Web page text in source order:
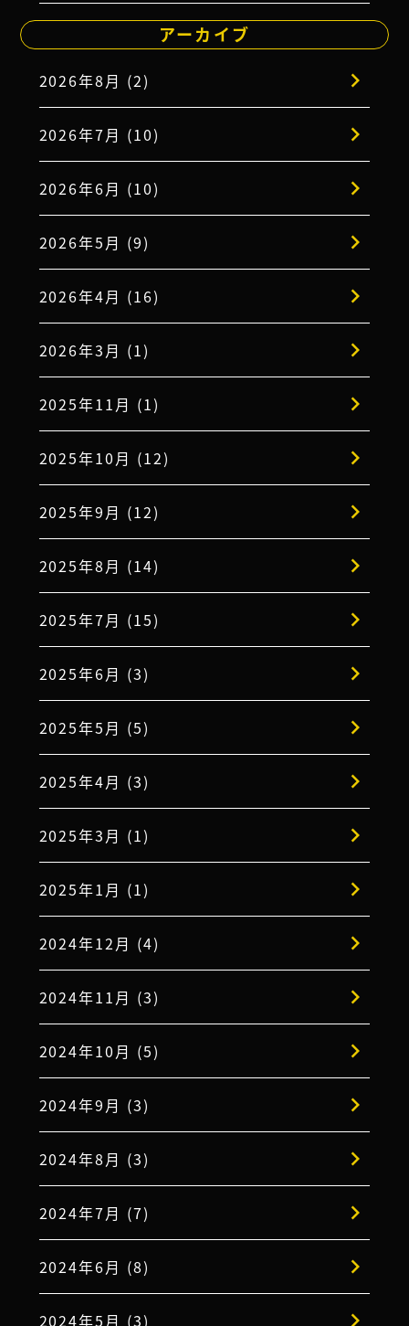
アーカイブ
2026年8月 (2)
2026年7月 (10)
2026年6月 (10)
2026年5月 (9)
2026年4月 (16)
2026年3月 (1)
2025年11月 (1)
2025年10月 (12)
2025年9月 (12)
2025年8月 (14)
2025年7月 (15)
2025年6月 (3)
2025年5月 (5)
2025年4月 (3)
2025年3月 (1)
2025年1月 (1)
2024年12月 (4)
2024年11月 (3)
2024年10月 (5)
2024年9月 (3)
2024年8月 (3)
2024年7月 (7)
2024年6月 (8)
2024年5月 (3)